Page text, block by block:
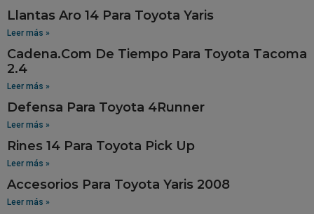
Llantas Aro 14 Para Toyota Yaris
Leer más »
Cadena.Com De Tiempo Para Toyota Tacoma
2.4
Leer más »
Defensa Para Toyota 4Runner
Leer más »
Rines 14 Para Toyota Pick Up
Leer más »
Accesorios Para Toyota Yaris 2008
Leer más »